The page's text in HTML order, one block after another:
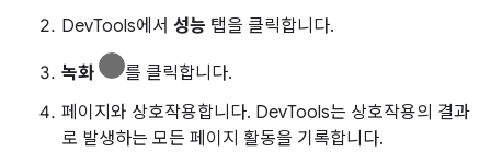
DevTools에서 성능 탭을 클릭합니다.
녹화
를 클릭합니다.
페이지와 상호작용합니다. DevTools는 상호작용의 결과
로 발생하는 모든 페이지 활동을 기록합니다.